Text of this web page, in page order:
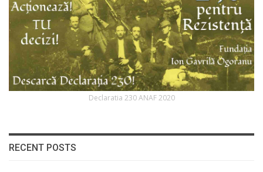
Declaratia 230 ANAF 2020
RECENT POSTS